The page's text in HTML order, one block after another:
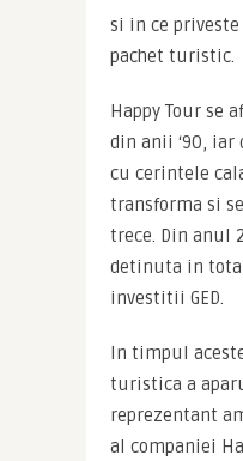
si in ce
pachet turistic.
Happy Tour se
din anii ‘90,
cu cerintele
transforma si
trece. Din anul
detinuta in
investitii GED.
In timpul
turistica a
reprezentant
al companiei